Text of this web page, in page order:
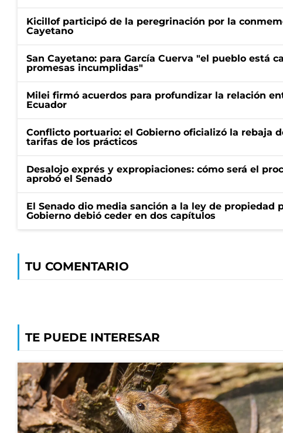
Kicillof participó de la peregrinación por la
Cayetano
San Cayetano: para García Cuerva "el pueblo está
promesas incumplidas"
Milei firmó acuerdos para profundizar la relación
Ecuador
Conflicto portuario: el Gobierno oficializó la rebaja
tarifas de los prácticos
Desalojo exprés y expropiaciones: cómo será el
aprobó el Senado
El Senado dio media sanción a la ley de propiedad
Gobierno debió ceder en dos capítulos
TU COMENTARIO
TE PUEDE INTERESAR